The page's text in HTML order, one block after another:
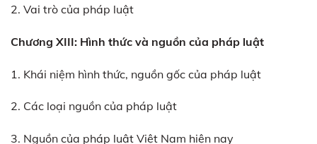
2. Vai trò của pháp luật
Chương XIII: Hình thức và nguồn của pháp luật
1. Khái niệm hình thức, nguồn gốc của pháp luật
2. Các loại nguồn của pháp luật
3. Nguồn của pháp luật Việt Nam hiện nay